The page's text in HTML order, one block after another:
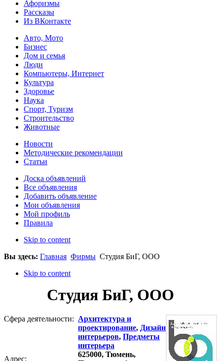
Афоризмы
Рассказы
Из ВКонтакте
Авто, Мото
Бизнес
Дом и семья
Люди
Компьютеры, Интернет
Культура
Здоровье
Наука
Спорт, Туризм
Строительство
Животные
Новости
Методические рекомендации
Статьи
Доска объявлений
Все объявления
Добавить объявление
Мои объявления
Мой профиль
Правила
Skip to content
Вы здесь: Главная Фирмы Студия БиГ, ООО
Skip to content
Студия БиГ, ООО
Сфера деятельности: Архитектура и
проектирование, Дизайн
интерьеров, Предметы
интерьера
Адрес:
625000, Тюмень,